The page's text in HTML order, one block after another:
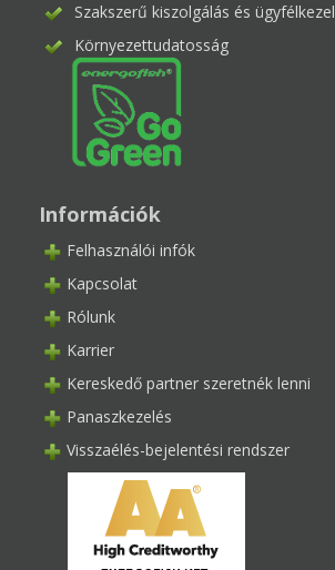
Szakszerű kiszolgálás és
Környezettudatosság
Információk
Felhasználói infók
Kapcsolat
Rólunk
Karrier
Kereskedő partner szeretnék lenni
Panaszkezelés
Visszaélés-bejelentési rendszer